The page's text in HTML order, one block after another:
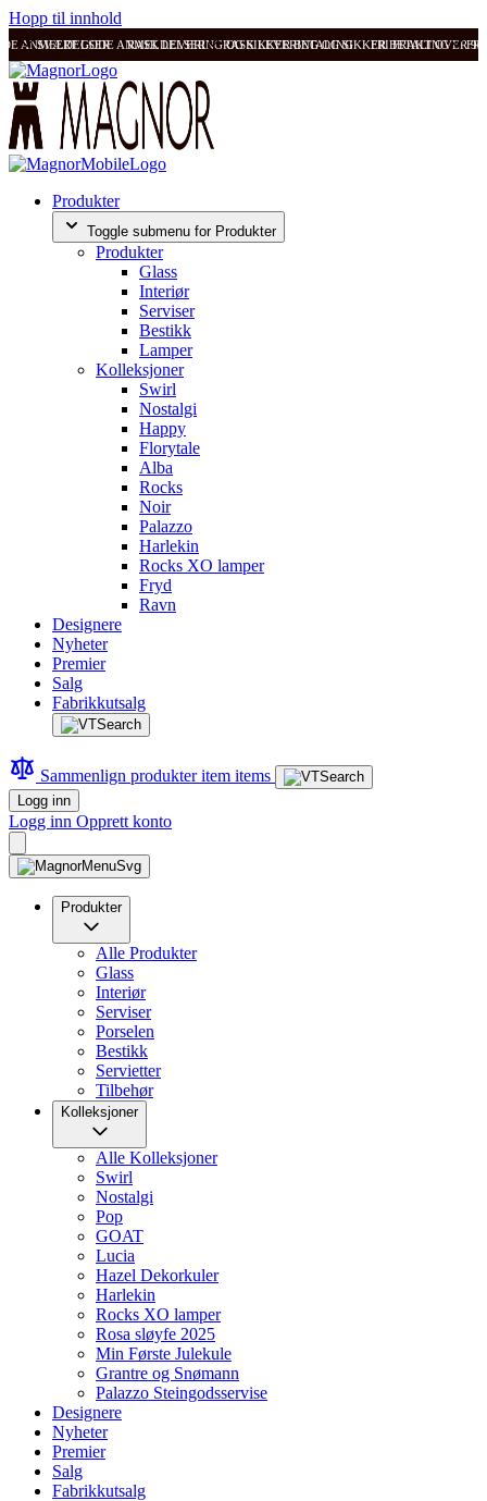
Hopp til innhold
ANMELDELSER RASK LEVERING OG SIKKER BETALING FRI FRAKT OVER
SVÆRT GODE ANMELDELSER RASK LEVERING OG SIKKER BETALING
Produkter
Toggle submenu for Produkter
Produkter
Glass
Interiør
Serviser
Bestikk
Lamper
Kolleksjoner
Swirl
Nostalgi
Happy
Florytale
Alba
Rocks
Noir
Palazzo
Harlekin
Rocks XO lamper
Fryd
Ravn
Designere
Nyheter
Premier
Salg
Fabrikkutsalg
Sammenlign produkteritem items
Logg inn
Logg inn Opprett konto
Produkter
Alle Produkter
Glass
Interiør
Serviser
Porselen
Bestikk
Servietter
Tilbehør
Kolleksjoner
Alle Kolleksjoner
Swirl
Nostalgi
Pop
GOAT
Lucia
Hazel Dekorkuler
Harlekin
Rocks XO lamper
Rosa sløyfe 2025
Min Første Julekule
Grantre og Snømann
Palazzo Steingodsservise
Designere
Nyheter
Premier
Salg
Fabrikkutsalg